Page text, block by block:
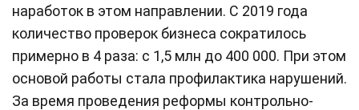
наработок в этом направлении. С 2019 года
количество проверок бизнеса сократилось
примерно в 4 раза: с 1,5 млн до 400 000. При этом
основой работы стала профилактика нарушений.
За время проведения реформы контрольно-